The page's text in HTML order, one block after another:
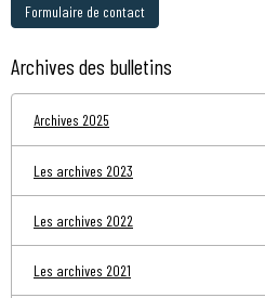
Formulaire de contact
Archives des bulletins
Archives 2025
Les archives 2023
Les archives 2022
Les archives 2021